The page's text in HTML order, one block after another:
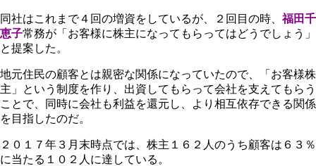
同社はこれまで４回の増資をしているが、２回目の時、福田千
恵子常務が「お客様に株主になってもらってはどうでしょう」
と提案した。
地元住民の顧客とは親密な関係になっていたので、「お客様株
主」という制度を作り、出資してもらって会社を支えてもらう
ことで、同時に会社も利益を還元し、より相互依存できる関係
を目指したのだ。
２０１７年３月末時点では、株主１６２人のうち顧客は６３％
に当たる１０２人に達している。